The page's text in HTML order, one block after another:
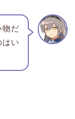
物だ
い